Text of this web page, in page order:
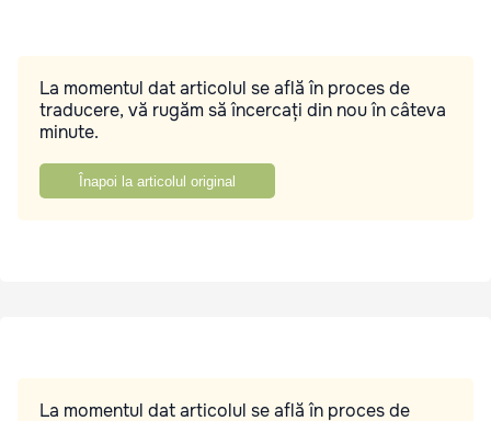
La momentul dat articolul se află în proces de
traducere, vă rugăm să încercați din nou în câteva
minute.
Înapoi la articolul original
La momentul dat articolul se află în proces de